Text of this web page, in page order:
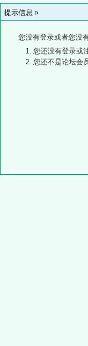
提示信息 »
您没有登录或者您没
您还没有登录或
您还不是论坛会